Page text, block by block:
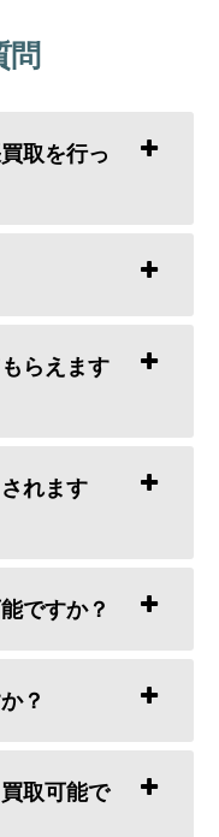
問
取を行っ
らえます
れます
ですか？
？
取可能で